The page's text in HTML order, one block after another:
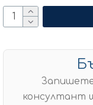
консултант